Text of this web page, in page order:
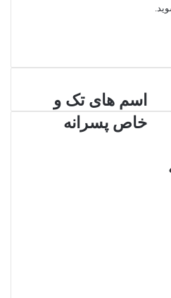
اسم
های
تک
اسم های تک و
خاص پسرانه